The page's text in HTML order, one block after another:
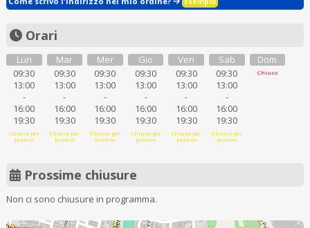
Orari
Lun
09:30
13:00
-
16:00
19:30
Chiuso per
pranzo
Mar
09:30
13:00
-
16:00
19:30
Chiuso per
pranzo
Mer
09:30
13:00
-
16:00
19:30
Chiuso per
pranzo
Gio
09:30
13:00
-
16:00
19:30
Chiuso per
pranzo
Ven
09:30
13:00
-
16:00
19:30
Chiuso per
pranzo
Sab
09:30
13:00
-
16:00
19:30
Chiuso per
pranzo
Dom
Chiuso
Prossime chiusure
Non ci sono chiusure in programma.